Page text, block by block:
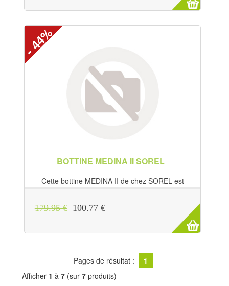
- 44%
BOTTINE MEDINA II SOREL
Cette bottine MEDINA II de chez SOREL est
179.95 € 100.77 €
Pages de résultat :
1
Afficher 1 à7 (sur7 produits)